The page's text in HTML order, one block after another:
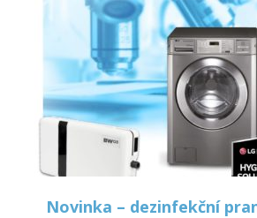
Novinka – dezinfekční